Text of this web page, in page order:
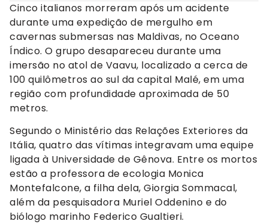
Cinco italianos morreram após um acidente
durante uma expedição de mergulho em
cavernas submersas nas Maldivas, no Oceano
Índico. O grupo desapareceu durante uma
imersão no atol de Vaavu, localizado a cerca de
100 quilômetros ao sul da capital Malé, em uma
região com profundidade aproximada de 50
metros.
Segundo o Ministério das Relações Exteriores da
Itália, quatro das vítimas integravam uma equipe
ligada à Universidade de Gênova. Entre os mortos
estão a professora de ecologia Monica
Montefalcone, a filha dela, Giorgia Sommacal,
além da pesquisadora Muriel Oddenino e do
biólogo marinho Federico Gualtieri.